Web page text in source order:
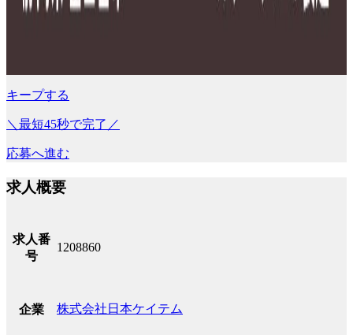
キープする
＼最短45秒で完了／
応募へ進む
求人概要
求人番
号
1208860
企業 株式会社日本ケイテム